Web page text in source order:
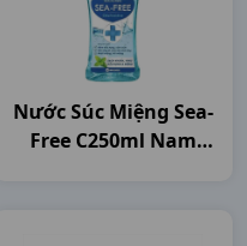
Nước Súc Miệng Sea-
Free C250ml Nam